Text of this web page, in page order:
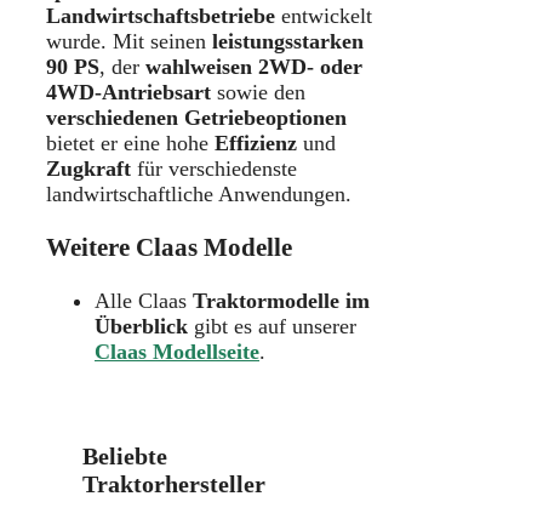
Landwirtschaftsbetriebe entwickelt
wurde. Mit seinen leistungsstarken
90 PS, der wahlweisen 2WD- oder
4WD-Antriebsart sowie den
verschiedenen Getriebeoptionen
bietet er eine hohe Effizienz und
Zugkraft für verschiedenste
landwirtschaftliche Anwendungen.
Weitere Claas Modelle
Alle Claas Traktormodelle im
Überblick gibt es auf unserer
Claas Modellseite.
Beliebte
Traktorhersteller